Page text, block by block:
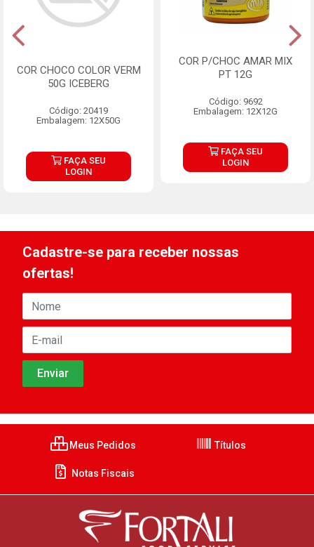
COR CHOCO COLOR VERM
50G ICEBERG
Código: 20419
Embalagem: 12X50G
FAÇA SEU
LOGIN
COR P/CHOC AMAR MIX
PT 12G
Código: 9692
Embalagem: 12X12G
FAÇA SEU
LOGIN
Cadastre-se para receber nossas
ofertas!
Meus Pedidos Títulos
Notas Fiscais